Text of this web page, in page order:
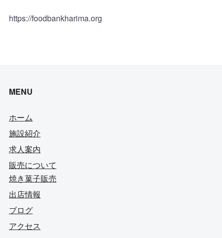
https://foodbankharima.org
MENU
ホーム
施設紹介
求人案内
販売について
焼き菓子販売
出店情報
ブログ
アクセス